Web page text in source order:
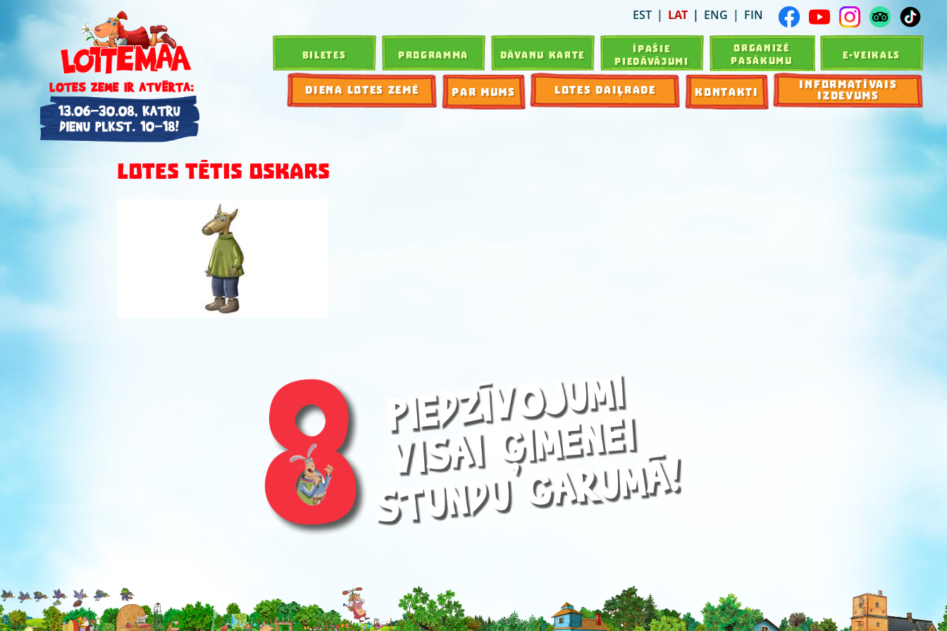
EST LAT ENG FIN
BILETES PROGRAMMA DĀVANU KARTE
ĪPAŠIE
PIEDĀVĀJUMI
ORGANIZĒ
PASĀKUMU
E-VEIKALS
DIENA LOTES ZEMĒ PAR MUMS LOTES DAIĻRADE KONTAKTI
INFORMATĪVAIS
IZDEVUMS
LOTES TĒTIS OSKARS